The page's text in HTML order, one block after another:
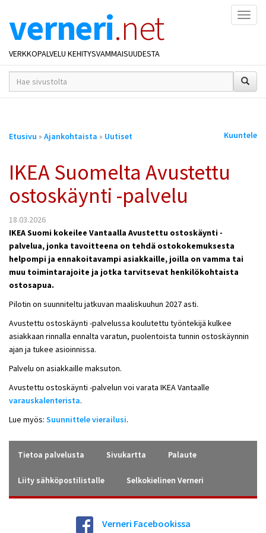
verneri.net
VERKKOPALVELU KEHITYSVAMMAISUUDESTA
hakusana(t)
*
Olet
Etusivu » Ajankohtaista » Uutiset Kuuntele
IKEA Suomelta Avustettu
ostoskäynti -palvelu
18.03.2026
IKEA Suomi kokeilee Vantaalla Avustettu ostoskäynti -
palvelua, jonka tavoitteena on tehdä ostokokemuksesta
helpompi ja ennakoitavampi asiakkaille, joilla on vamma tai
muu toimintarajoite ja jotka tarvitsevat henkilökohtaista
ostosapua.
Pilotin on suunniteltu jatkuvan maaliskuuhun 2027 asti.
Avustettu ostoskäynti -palvelussa koulutettu työntekijä kulkee
asiakkaan rinnalla ennalta varatun, puolentoista tunnin ostoskäynnin
ajan ja tukee asioinnissa.
Palvelu on asiakkaille maksuton.
Avustettu ostoskäynti -palvelun voi varata IKEA Vantaalle
varauskalenterista.
Lue myös: Suunnittele vierailusi.
Tietoa palvelusta Sivukartta Palaute
Liity sähköpostilistalle Selkokielinen Verneri
Verneri Facebookissa